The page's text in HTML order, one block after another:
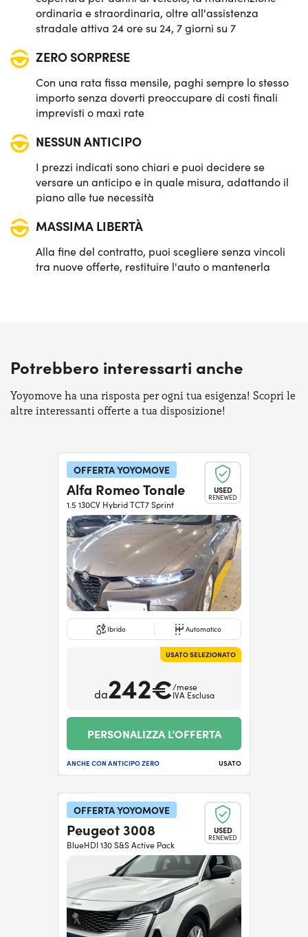
ordinaria e straordinaria, oltre all'assistenza
stradale attiva 24 ore su 24, 7 giorni su 7
ZERO SORPRESE
Con una rata fissa mensile, paghi sempre lo stesso
importo senza doverti preoccupare di costi finali
imprevisti o maxi rate
NESSUN ANTICIPO
I prezzi indicati sono chiari e puoi decidere se
versare un anticipo e in quale misura, adattando il
piano alle tue necessità
MASSIMA LIBERTÀ
Alla fine del contratto, puoi scegliere senza vincoli
tra nuove offerte, restituire l'auto o mantenerla
Potrebbero interessarti anche
Yoyomove ha una risposta per ogni tua esigenza! Scopri le
altre interessanti offerte a tua disposizione!
OFFERTA YOYOMOVE
USED
RENEWED
Alfa Romeo Tonale
1.5 130CV Hybrid TCT7 Sprint
Ibrido Automatico
USATO SELEZIONATO
da242€/mese
IVA Esclusa
PERSONALIZZA L’OFFERTA
ANCHE CON ANTICIPO ZERO USATO
OFFERTA YOYOMOVE
USED
RENEWED
Peugeot 3008
BlueHDI 130 S&S Active Pack